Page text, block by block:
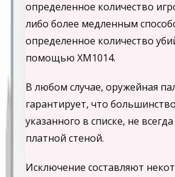
определенное количество
либо более медленным
определенное количество
помощью XM1014.
В любом случае, оружейная
гарантирует, что
указанного в списке, не
платной стеной.
Исключение составляют